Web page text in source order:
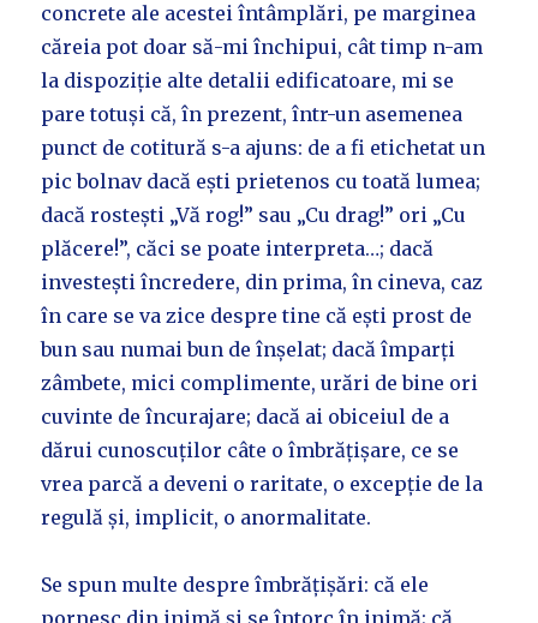
concrete ale acestei întâmplări, pe marginea
căreia pot doar să-mi închipui, cât timp n-am
la dispoziție alte detalii edificatoare, mi se
pare totuși că, în prezent, într-un asemenea
punct de cotitură s-a ajuns: de a fi etichetat un
pic bolnav dacă ești prietenos cu toată lumea;
dacă rostești „Vă rog!” sau „Cu drag!” ori „Cu
plăcere!”, căci se poate interpreta…; dacă
investești încredere, din prima, în cineva, caz
în care se va zice despre tine că ești prost de
bun sau numai bun de înșelat; dacă împarți
zâmbete, mici complimente, urări de bine ori
cuvinte de încurajare; dacă ai obiceiul de a
dărui cunoscuților câte o îmbrățișare, ce se
vrea parcă a deveni o raritate, o excepție de la
regulă și, implicit, o anormalitate.
Se spun multe despre îmbrățișări: că ele